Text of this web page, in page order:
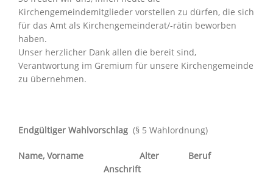
Kirchengemeindemitglieder vorstellen zu dürfen, die sich
für das Amt als Kirchengemeinderat/-rätin beworben
haben.
Unser herzlicher Dank allen die bereit sind,
Verantwortung im Gremium für unsere Kirchengemeinde
zu übernehmen.
Endgültiger Wahlvorschlag (§ 5 Wahlordnung)
Name, Vorname Alter Beruf
Anschrift